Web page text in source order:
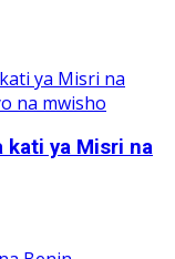
kati ya Misri na